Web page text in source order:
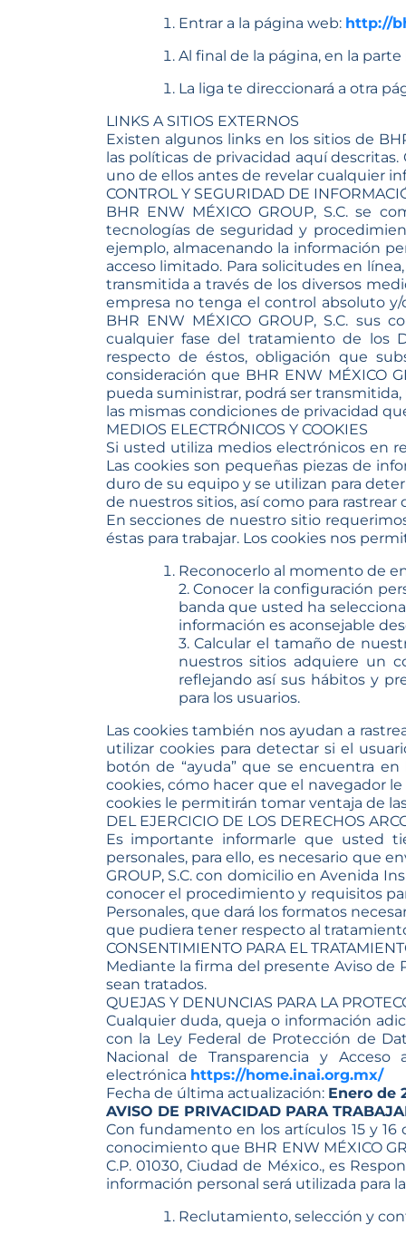
Entrar a la página web: http://
Al final de la página, en la
La liga te direccionará a otra
LINKS A SITIOS EXTERNOS
Existen algunos links en los sitios de
las políticas de privacidad aquí
uno de ellos antes de revelar cualquier
CONTROL Y SEGURIDAD DE
BHR ENW MÉXICO GROUP, S.C. se
tecnologías de seguridad y
ejemplo, almacenando la información
acceso limitado. Para solicitudes en
transmitida a través de los diversos
empresa no tenga el control absoluto
BHR ENW MÉXICO GROUP, S.C. sus
cualquier fase del tratamiento de los
respecto de éstos, obligación que
consideración que BHR ENW MÉXICO
pueda suministrar, podrá ser
las mismas condiciones de privacidad
MEDIOS ELECTRÓNICOS Y COOKIES
Si usted utiliza medios electrónicos en
Las cookies son pequeñas piezas de
duro de su equipo y se utilizan para
de nuestros sitios, así como para
En secciones de nuestro sitio
éstas para trabajar. Los cookies nos
Reconocerlo al momento de
2. Conocer la configuración
banda que usted ha
información es aconsejable
3. Calcular el tamaño de
nuestros sitios adquiere un
reflejando así sus hábitos y
para los usuarios.
Las cookies también nos ayudan a
utilizar cookies para detectar si el
botón de “ayuda” que se encuentra
cookies, cómo hacer que el navegador
cookies le permitirán tomar ventaja de
DEL EJERCICIO DE LOS DERECHOS
Es importante informarle que usted
personales, para ello, es necesario que
GROUP, S.C. con domicilio en Avenida
conocer el procedimiento y requisitos
Personales, que dará los formatos
que pudiera tener respecto al
CONSENTIMIENTO PARA EL
Mediante la firma del presente Aviso de
sean tratados.
QUEJAS Y DENUNCIAS PARA LA
Cualquier duda, queja o información
con la Ley Federal de Protección de
Nacional de Transparencia y
electrónica https://home.inai.org.mx/
Fecha de última actualización: Enero de
AVISO DE PRIVACIDAD PARA
Con fundamento en los artículos 15 y
conocimiento que BHR ENW MÉXICO
C.P. 01030, Ciudad de México., es
información personal será utilizada para
Reclutamiento, selección y